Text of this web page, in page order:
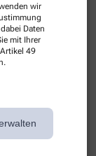
wir
Daten
mit Ihrer
49